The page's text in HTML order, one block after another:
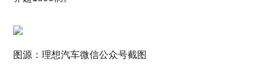
图源：理想汽车微信公众号截图